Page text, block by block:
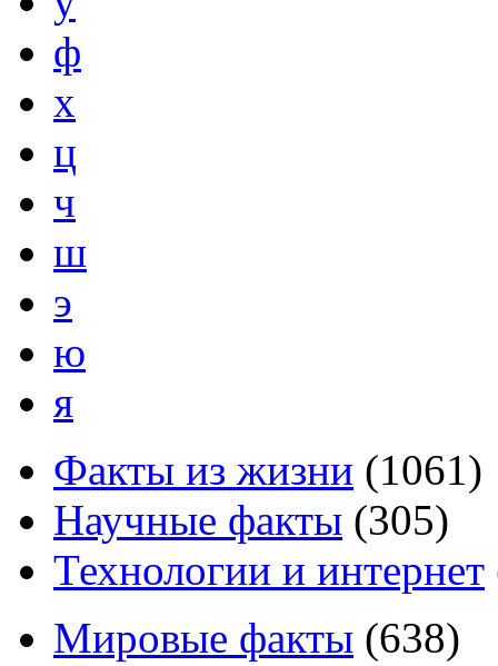
ф
х
ц
ч
ш
э
ю
я
Факты из жизни (1061)
Научные факты (305)
Технологии и интернет
Мировые факты (638)